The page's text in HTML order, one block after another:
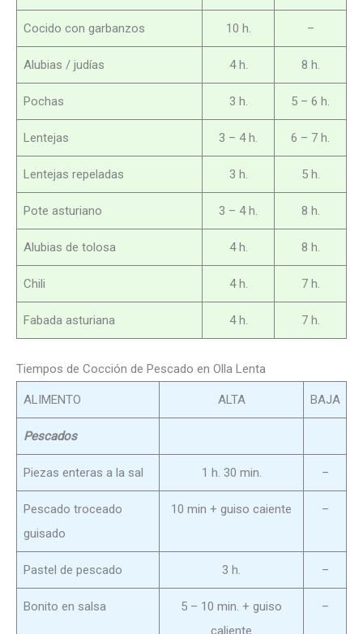
Cocido con garbanzos 10 h. –
Alubias / judías 4 h. 8 h.
Pochas 3 h. 5 – 6 h.
Lentejas 3 – 4 h. 6 – 7 h.
Lentejas repeladas 3 h. 5 h.
Pote asturiano 3 – 4 h. 8 h.
Alubias de tolosa 4 h. 8 h.
Chili 4 h. 7 h.
Fabada asturiana 4 h. 7 h.
Tiempos de Cocción de Pescado en Olla Lenta
ALIMENTO ALTA BAJA
Pescados
Piezas enteras a la sal 1 h. 30 min. –
Pescado troceado
guisado
10 min + guiso caiente –
Pastel de pescado 3 h. –
Bonito en salsa
5 – 10 min. + guiso
caliente
–